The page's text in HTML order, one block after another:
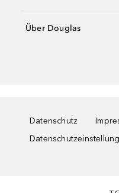
Über Douglas
Datenschutz